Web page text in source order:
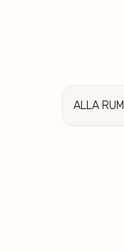
ALLA RUM